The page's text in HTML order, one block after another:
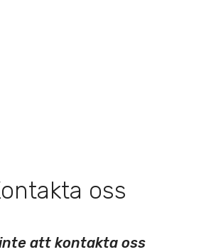
oss
att kontakta oss